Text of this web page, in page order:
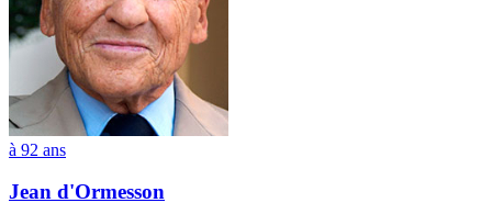
à 92 ans
Jean d'Ormesson